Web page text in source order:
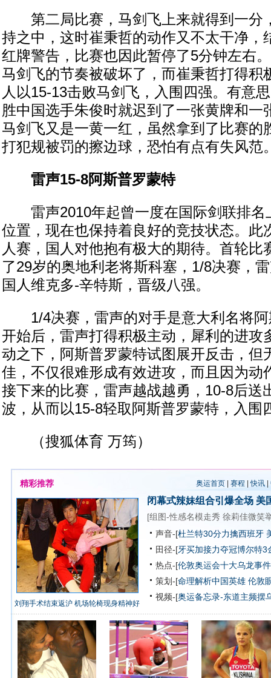
第二局比赛，马剑飞上来就得到一分
持之中，这时崔秉哲的动作又不太干净，
红牌警告，比赛也因此暂停了5分钟左右
马剑飞的节奏被破坏了，而崔秉哲打得积
人以15-13击败马剑飞，入围四强。有意
胜中国选手朱俊时就迟到了一张黄牌和一
马剑飞又是一黄一红，虽然拿到了比赛的
打犯规被罚的擦边球，恐怕有点有失风范
雷声15-8阿斯普罗蒙特
雷声2010年起曾一度在国际剑联排名
位置，现在也保持着良好的竞技状态。此
人赛，国人对他抱有极大的期待。首轮比
了29岁的奥地利老将斯科塞，1/8决赛，
国人维克多-辛特斯，晋级八强。
1/4决赛，雷声的对手是意大利名将阿
开始后，雷声打得积极主动，犀利的进攻
动之下，阿斯普罗蒙特试图展开反击，但
佳，不仅很难形成有效进攻，而且因为动
接下来的比赛，雷声越战越勇，10-8后送
波，从而以15-8轻取阿斯普罗蒙特，入围
（搜狐体育 万筠）
精彩推荐 奥运首页| 赛程 |快讯|
刘翔手术结束返沪 机场轮椅现身精神好
闭幕式辣妹组合引爆全场 美
[组图-性感名模走秀 徐莉佳微笑
声音-[杜兰特30分力擒西班牙
田径-[牙买加接力夺冠博尔特3
热点-[伦敦奥运会十大乌龙事件
策划-[命理解析中国英雄 伦敦
视频-[奥运备忘录-东道主频摆